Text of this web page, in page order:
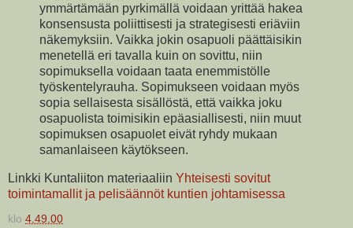
ymmärtämään pyrkimällä voidaan yrittää hakea
konsensusta poliittisesti ja strategisesti eriäviin
näkemyksiin. Vaikka jokin osapuoli päättäisikin
menetellä eri tavalla kuin on sovittu, niin
sopimuksella voidaan taata enemmistölle
työskentelyrauha. Sopimukseen voidaan myös
sopia sellaisesta sisällöstä, että vaikka joku
osapuolista toimisikin epäasiallisesti, niin muut
sopimuksen osapuolet eivät ryhdy mukaan
samanlaiseen käytökseen.
Linkki Kuntaliiton materiaaliin Yhteisesti sovitut
toimintamallit ja pelisäännöt kuntien johtamisessa
klo 4.49.00